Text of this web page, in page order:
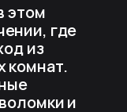
этом
где
из
комнат.
и